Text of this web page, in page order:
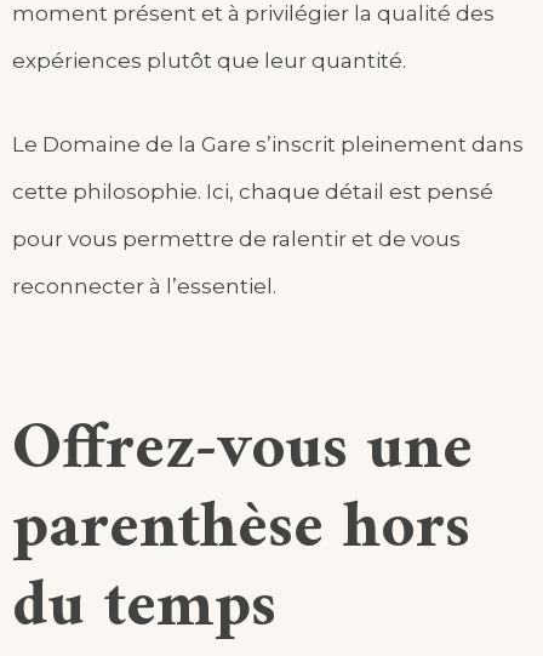
moment présent et à privilégier la qualité des
expériences plutôt que leur quantité.
Le Domaine de la Gare s’inscrit pleinement dans
cette philosophie. Ici, chaque détail est pensé
pour vous permettre de ralentir et de vous
reconnecter à l’essentiel.
Offrez-vous une
parenthèse hors
du temps